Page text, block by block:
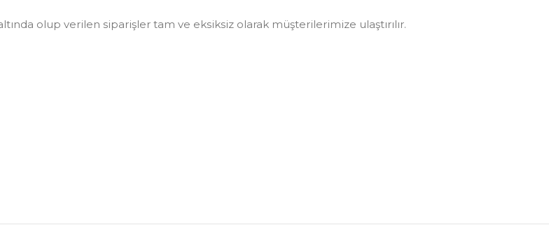
olup verilen siparişler tam ve eksiksiz olarak müşterilerimize ulaştırılır.